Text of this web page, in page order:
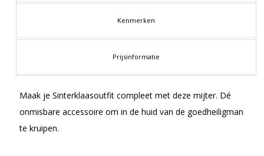
Kenmerken
Prijsinformatie
Maak je Sinterklaasoutfit compleet met deze mijter. Dé
onmisbare accessoire om in de huid van de goedheiligman
te kruipen.